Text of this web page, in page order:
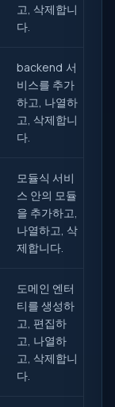
고, 삭제합니
다.
backend 서
비스를 추가
하고, 나열하
고, 삭제합니
다.
모듈식 서비
스 안의 모듈
을 추가하고,
나열하고, 삭
제합니다.
도메인 엔터
티를 생성하
고, 편집하
고, 나열하
고, 삭제합니
다.